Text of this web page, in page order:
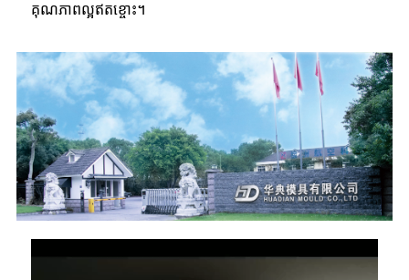
គុណភាពល្អឥតខ្ចោះ។